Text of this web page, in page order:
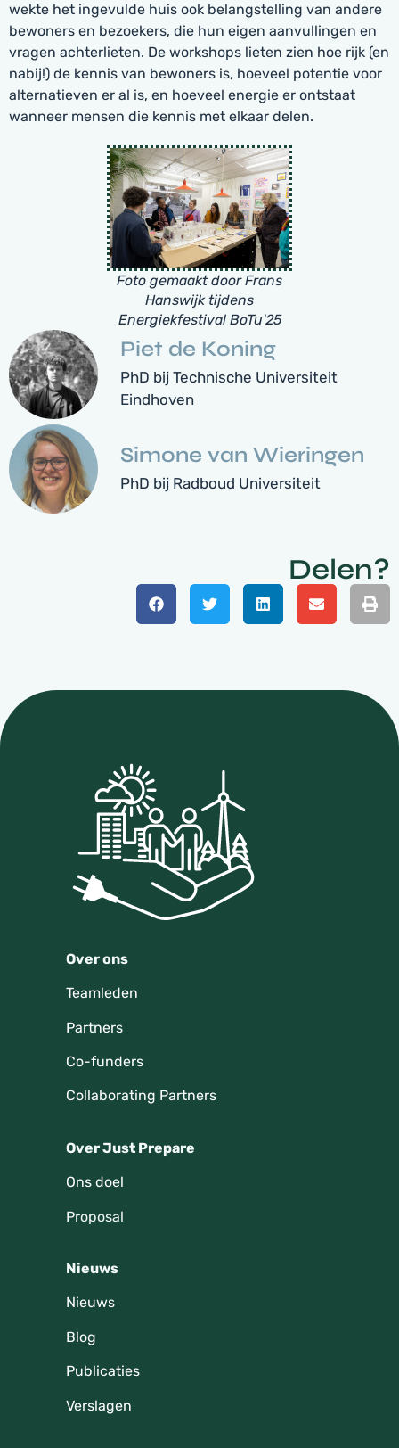
wekte het ingevulde huis ook belangstelling van andere
bewoners en bezoekers, die hun eigen aanvullingen en
vragen achterlieten. De workshops lieten zien hoe rijk (en
nabij!) de kennis van bewoners is, hoeveel potentie voor
alternatieven er al is, en hoeveel energie er ontstaat
wanneer mensen die kennis met elkaar delen.
Foto gemaakt door Frans
Hanswijk tijdens
Energiekfestival BoTu'25
Piet de Koning
PhD bij Technische Universiteit
Eindhoven
Simone van Wieringen
PhD bij Radboud Universiteit
Delen?
Over ons
Teamleden
Partners
Co-funders
Collaborating Partners
Over Just Prepare
Ons doel
Proposal
Nieuws
Nieuws
Blog
Publicaties
Verslagen